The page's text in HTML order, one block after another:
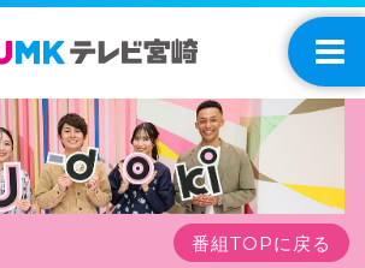
番組TOPに戻る